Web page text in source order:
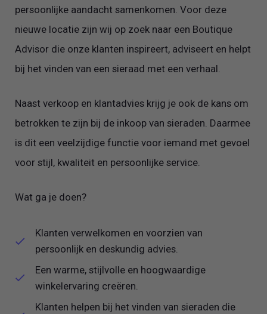
persoonlijke aandacht samenkomen. Voor deze
nieuwe locatie zijn wij op zoek naar een Boutique
Advisor die onze klanten inspireert, adviseert en helpt
bij het vinden van een sieraad met een verhaal.
Naast verkoop en klantadvies krijg je ook de kans om
betrokken te zijn bij de inkoop van sieraden. Daarmee
is dit een veelzijdige functie voor iemand met gevoel
voor stijl, kwaliteit en persoonlijke service.
Wat ga je doen?
Klanten verwelkomen en voorzien van
persoonlijk en deskundig advies.
Een warme, stijlvolle en hoogwaardige
winkelervaring creëren.
Klanten helpen bij het vinden van sieraden die